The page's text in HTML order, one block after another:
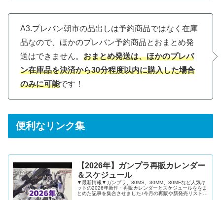
A3.プレバン朝市の品出しは予約商品ではなく在庫
品なので、ほかのプレバン予約商品とおまとめ発
送はできません。 おまとめ発送は、ほかのプレバ
ン在庫品を決済から30分程度以内に購入した場合
のみに可能です！
便利なリンク集
【2026年】ガンプラ再販カレンダー
＆スケジュール
▼最新情報▼ガンプラ、30MS、30MM、30MFなど人気キ
ットの2026年新作・再販カレンダーとスケジュールををま
とめた記事を集合させました♪今月の再販や新発売リストを